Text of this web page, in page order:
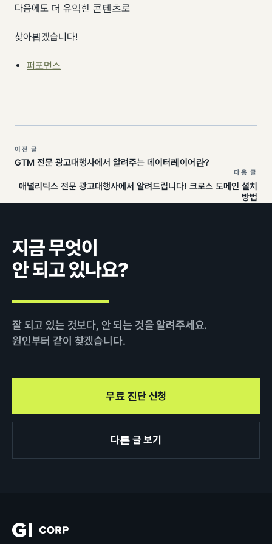
다음에도 더 유익한 콘텐츠로
찾아뵙겠습니다!
퍼포먼스
이전 글
GTM 전문 광고대행사에서 알려주는 데이터레이어란?
다음 글
애널리틱스 전문 광고대행사에서 알려드립니다! 크로스 도메인 설치
방법
지금 무엇이
안 되고 있나요?
잘 되고 있는 것보다, 안 되는 것을 알려주세요.
원인부터 같이 찾겠습니다.
무료 진단 신청
다른 글 보기